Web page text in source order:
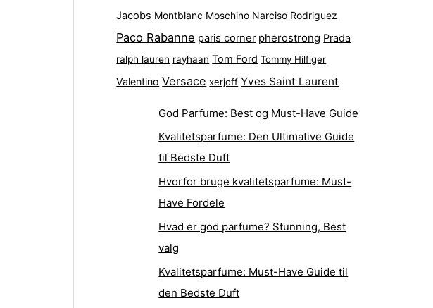
Jacobs Montblanc Moschino Narciso Rodriguez
Paco Rabanne paris corner pherostrong Prada
ralph lauren rayhaan Tom Ford Tommy Hilfiger
Valentino Versace xerjoff Yves Saint Laurent
God Parfume: Best og Must-Have Guide
Kvalitetsparfume: Den Ultimative Guide
til Bedste Duft
Hvorfor bruge kvalitetsparfume: Must-
Have Fordele
Hvad er god parfume? Stunning, Best
valg
Kvalitetsparfume: Must-Have Guide til
den Bedste Duft